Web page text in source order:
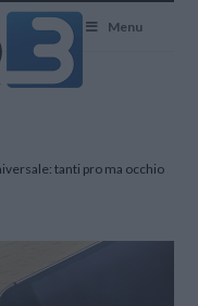
Menu
tanti pro ma occhio